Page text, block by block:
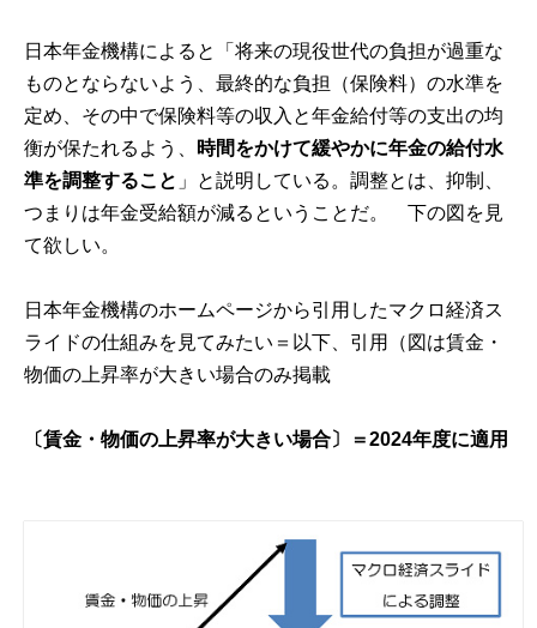
日本年金機構によると「将来の現役世代の負担が過重な
ものとならないよう、最終的な負担（保険料）の水準を
定め、その中で保険料等の収入と年金給付等の支出の均
衡が保たれるよう、
時間をかけて緩やかに年金の給付水
準を調整すること 」と説明している。調整とは、抑制、
つまりは年金受給額が減るということだ。 下の図を見
て欲しい。
日本年金機構のホームページから引用したマクロ経済ス
ライドの仕組みを見てみたい＝以下、 引用
（図は賃金・
物価の上昇率が大きい場合のみ掲載
〔賃金・物価の上昇率が大きい場合〕＝2024年度に適用